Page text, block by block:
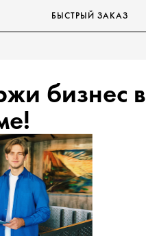
БЫСТРЫЙ ЗАКАЗ
бизнес в